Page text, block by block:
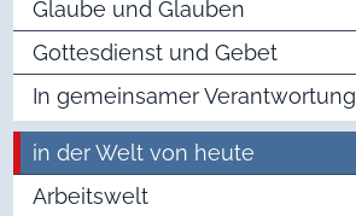
Glaube und Glauben
Gottesdienst und Gebet
In gemeinsamer Verantwortung
in der Welt von heute
Arbeitswelt